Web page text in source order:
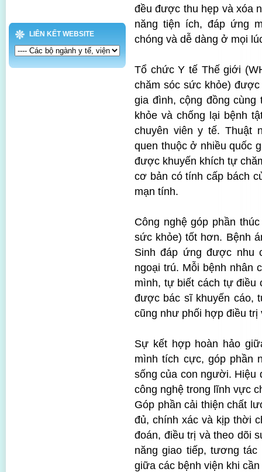
LIÊN KẾT WEBSITE
đều được thu hẹp và xóa
năng tiện ích, đáp ứng
chóng và dễ dàng ở mọi
Tổ chức Y tế Thế giới
chăm sóc sức khỏe)
gia đình, cộng đồng
khỏe và chống lại bệnh
chuyên viên y tế. Thuật
quen thuộc ở nhiều quốc
được khuyến khích tự
cơ bản có tính cấp bách
mạn tính.
Công nghệ góp phần
sức khỏe) tốt hơn. Bệnh
Sinh đáp ứng được nhu
ngoại trú. Mỗi bệnh nhân
mình, tự biết cách tự
được bác sĩ khuyến cáo,
cũng như phối hợp điều
Sự kết hợp hoàn hảo
mình tích cực, góp phần
sống của con người. Hiệu
công nghệ trong lĩnh vực
Góp phần cải thiện chất
đủ, chính xác và kịp thời
đoán, điều trị và theo dõi
năng giao tiếp, tương
giữa các bệnh viện khi